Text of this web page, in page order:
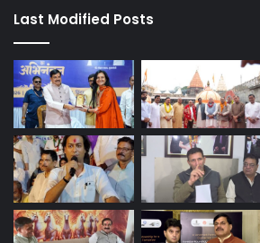
Last Modified Posts